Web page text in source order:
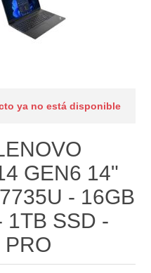
ya no está disponible
GEN6 14"
- 16GB
1TB SSD -
PRO